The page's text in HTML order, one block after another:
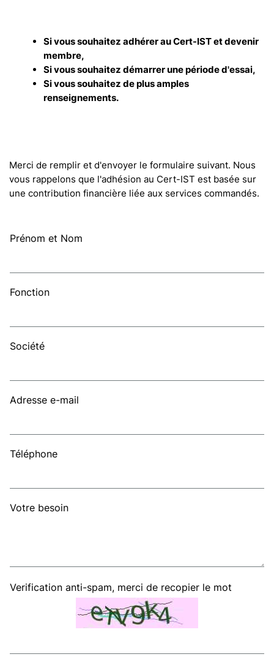
Si vous souhaitez adhérer au Cert-IST et devenir
membre,
Si vous souhaitez démarrer une période d'essai,
Si vous souhaitez de plus amples
renseignements.
Merci de remplir et d'envoyer le formulaire suivant. Nous
vous rappelons que l'adhésion au Cert-IST est basée sur
une contribution financière liée aux services commandés.
Prénom et Nom
Fonction
Société
Adresse e-mail
Téléphone
Votre besoin
Verification anti-spam, merci de recopier le mot